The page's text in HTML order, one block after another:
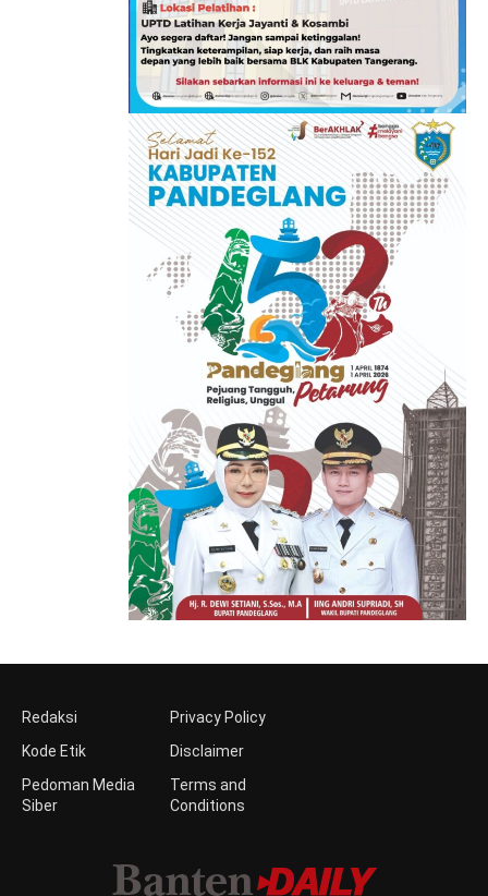
Redaksi
Kode Etik
Pedoman Media
Siber
Privacy Policy
Disclaimer
Terms and
Conditions